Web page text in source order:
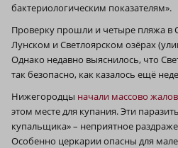
бактериологическим показателям».
Проверку прошли и четыре пляжа в
Лунском и Светлоярском озёрах
Однако недавно выяснилось, что
так безопасно, как казалось ещё
Нижегородцы начали массово
этом месте для купания. Эти
купальщика» – неприятное
Особенно церкарии опасны для